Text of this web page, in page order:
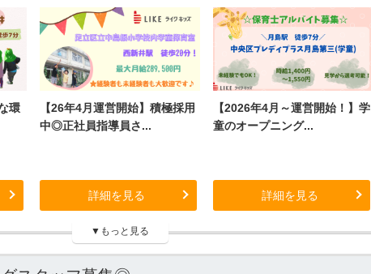
環
【26年4月運営開始】積極採用
中◎正社員指導員さ...
詳細を見る
【2026年4月～運営開始！】学
童のオープニング...
詳細を見る
▼もっと見る